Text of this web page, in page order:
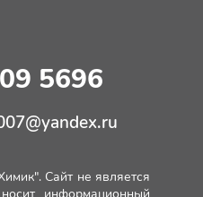
5696
Сайт не является